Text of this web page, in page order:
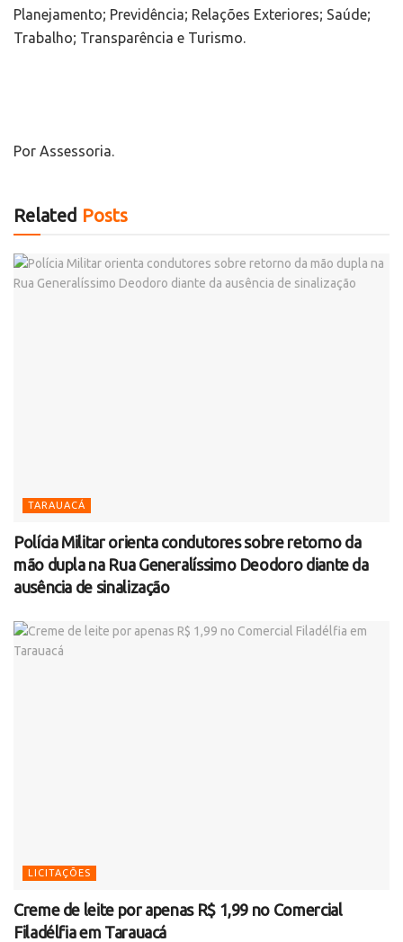
Planejamento; Previdência; Relações Exteriores; Saúde;
Trabalho; Transparência e Turismo.
Por Assessoria.
Related Posts
TARAUACÁ
Polícia Militar orienta condutores sobre retorno da
mão dupla na Rua Generalíssimo Deodoro diante da
ausência de sinalização
LICITAÇÕES
Creme de leite por apenas R$ 1,99 no Comercial
Filadélfia em Tarauacá